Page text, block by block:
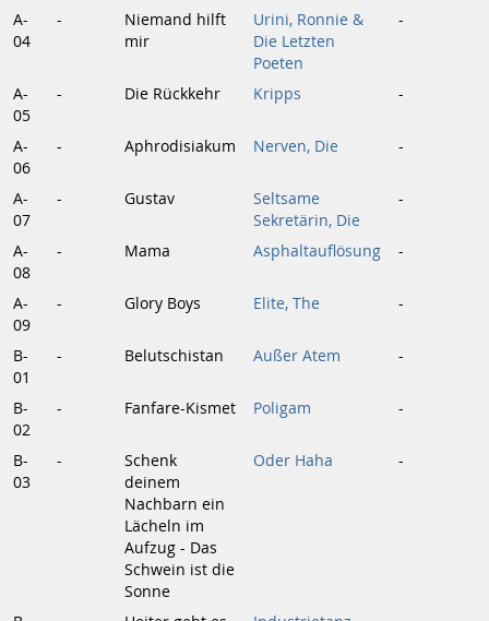
A-
04
-
Niemand hilft
mir
Urini, Ronnie &
Die Letzten
Poeten
-
A-
05
- Die Rückkehr Kripps -
A-
06
- Aphrodisiakum Nerven, Die -
A-
07
- Gustav
Seltsame
Sekretärin, Die
-
A-
08
- Mama Asphaltauflösung -
A-
09
- Glory Boys Elite, The -
B-
01
- Belutschistan Außer Atem -
B-
02
- Fanfare-Kismet Poligam -
B-
03
-
Schenk
deinem
Nachbarn ein
Lächeln im
Aufzug - Das
Schwein ist die
Sonne
Oder Haha -